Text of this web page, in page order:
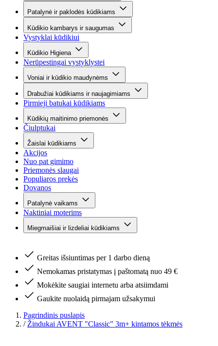
Patalynė ir paklodės kūdikiams
Kūdikio kambarys ir saugumas
Vystyklai kūdikiui
Kūdikio Higiena
Nerūpestingai vystyklystei
Voniai ir kūdikio maudynėms
Drabužiai kūdikiams ir naujagimiams
Pirmieji batukai kūdikiams
Kūdikių maitinimo priemonės
Čiulptukai
Žaislai kūdikiams
Akcijos
Nuo pat gimimo
Priemonės slaugai
Populiaros prekės
Dovanos
Patalynė vaikams
Naktiniai moterims
Miegmaišiai ir lizdeliai kūdikiams
Greitas išsiuntimas per 1 darbo dieną
Nemokamas pristatymas į paštomatą nuo 49 €
Mokėkite saugiai internetu arba atsiimdami
Gaukite nuolaidą pirmajam užsakymui
Pagrindinis puslapis
/ Žindukai AVENT "Classic" 3m+ kintamos tėkmės